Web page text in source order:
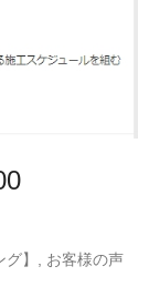
】 , お客様の声